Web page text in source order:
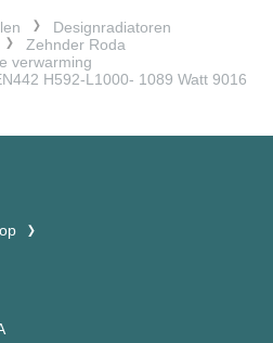
Designradiatoren
Zehnder Roda
verwarming
H592-L1000- 1089 Watt 9016